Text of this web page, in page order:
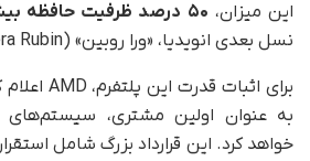
این میزان، ۵۰ درصد ظرفیت حافظه بیشتری
نسل بعدی انویدیا، «ورا روبین» (Vera Rubin)، ارائه می‌دهد.
برای اثبات قدرت این پلتفرم، AMD اعلام کرد که
به عنوان اولین مشتری،
خواهد کرد. این قرارداد بزرگ شامل